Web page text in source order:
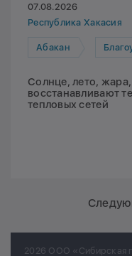
07.08.2026
Республика Хакасия
Абакан
Солнце, лето,
восстанавливают
тепловых сетей
2026 ООО «Сибирская